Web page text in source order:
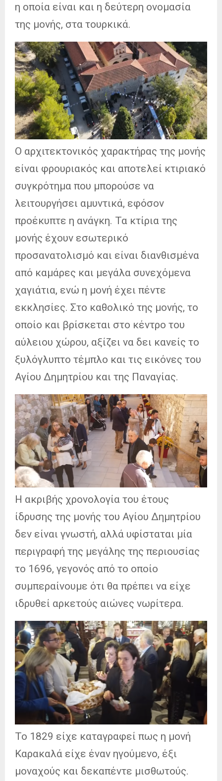
η οποία είναι και η δεύτερη ονομασία
της μονής, στα τουρκικά.
Ο αρχιτεκτονικός χαρακτήρας της μονής
είναι φρουριακός και αποτελεί κτιριακό
συγκρότημα που μπορούσε να
λειτουργήσει αμυντικά, εφόσον
προέκυπτε η ανάγκη. Τα κτίρια της
μονής έχουν εσωτερικό
προσανατολισμό και είναι διανθισμένα
από καμάρες και μεγάλα συνεχόμενα
χαγιάτια, ενώ η μονή έχει πέντε
εκκλησίες. Στο καθολικό της μονής, το
οποίο και βρίσκεται στο κέντρο του
αύλειου χώρου, αξίζει να δει κανείς το
ξυλόγλυπτο τέμπλο και τις εικόνες του
Αγίου Δημητρίου και της Παναγίας.
Η ακριβής χρονολογία του έτους
ίδρυσης της μονής του Αγίου Δημητρίου
δεν είναι γνωστή, αλλά υφίσταται μία
περιγραφή της μεγάλης της περιουσίας
το 1696, γεγονός από το οποίο
συμπεραίνουμε ότι θα πρέπει να είχε
ιδρυθεί αρκετούς αιώνες νωρίτερα.
Το 1829 είχε καταγραφεί πως η μονή
Καρακαλά είχε έναν ηγούμενο, έξι
μοναχούς και δεκαπέντε μισθωτούς.